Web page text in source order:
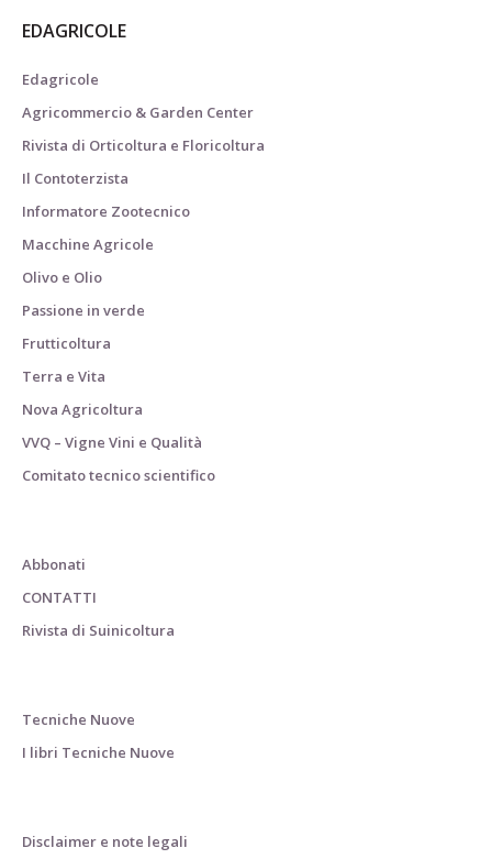
EDAGRICOLE
Edagricole
Agricommercio & Garden Center
Rivista di Orticoltura e Floricoltura
Il Contoterzista
Informatore Zootecnico
Macchine Agricole
Olivo e Olio
Passione in verde
Frutticoltura
Terra e Vita
Nova Agricoltura
VVQ – Vigne Vini e Qualità
Comitato tecnico scientifico
Abbonati
CONTATTI
Rivista di Suinicoltura
Tecniche Nuove
I libri Tecniche Nuove
Disclaimer e note legali